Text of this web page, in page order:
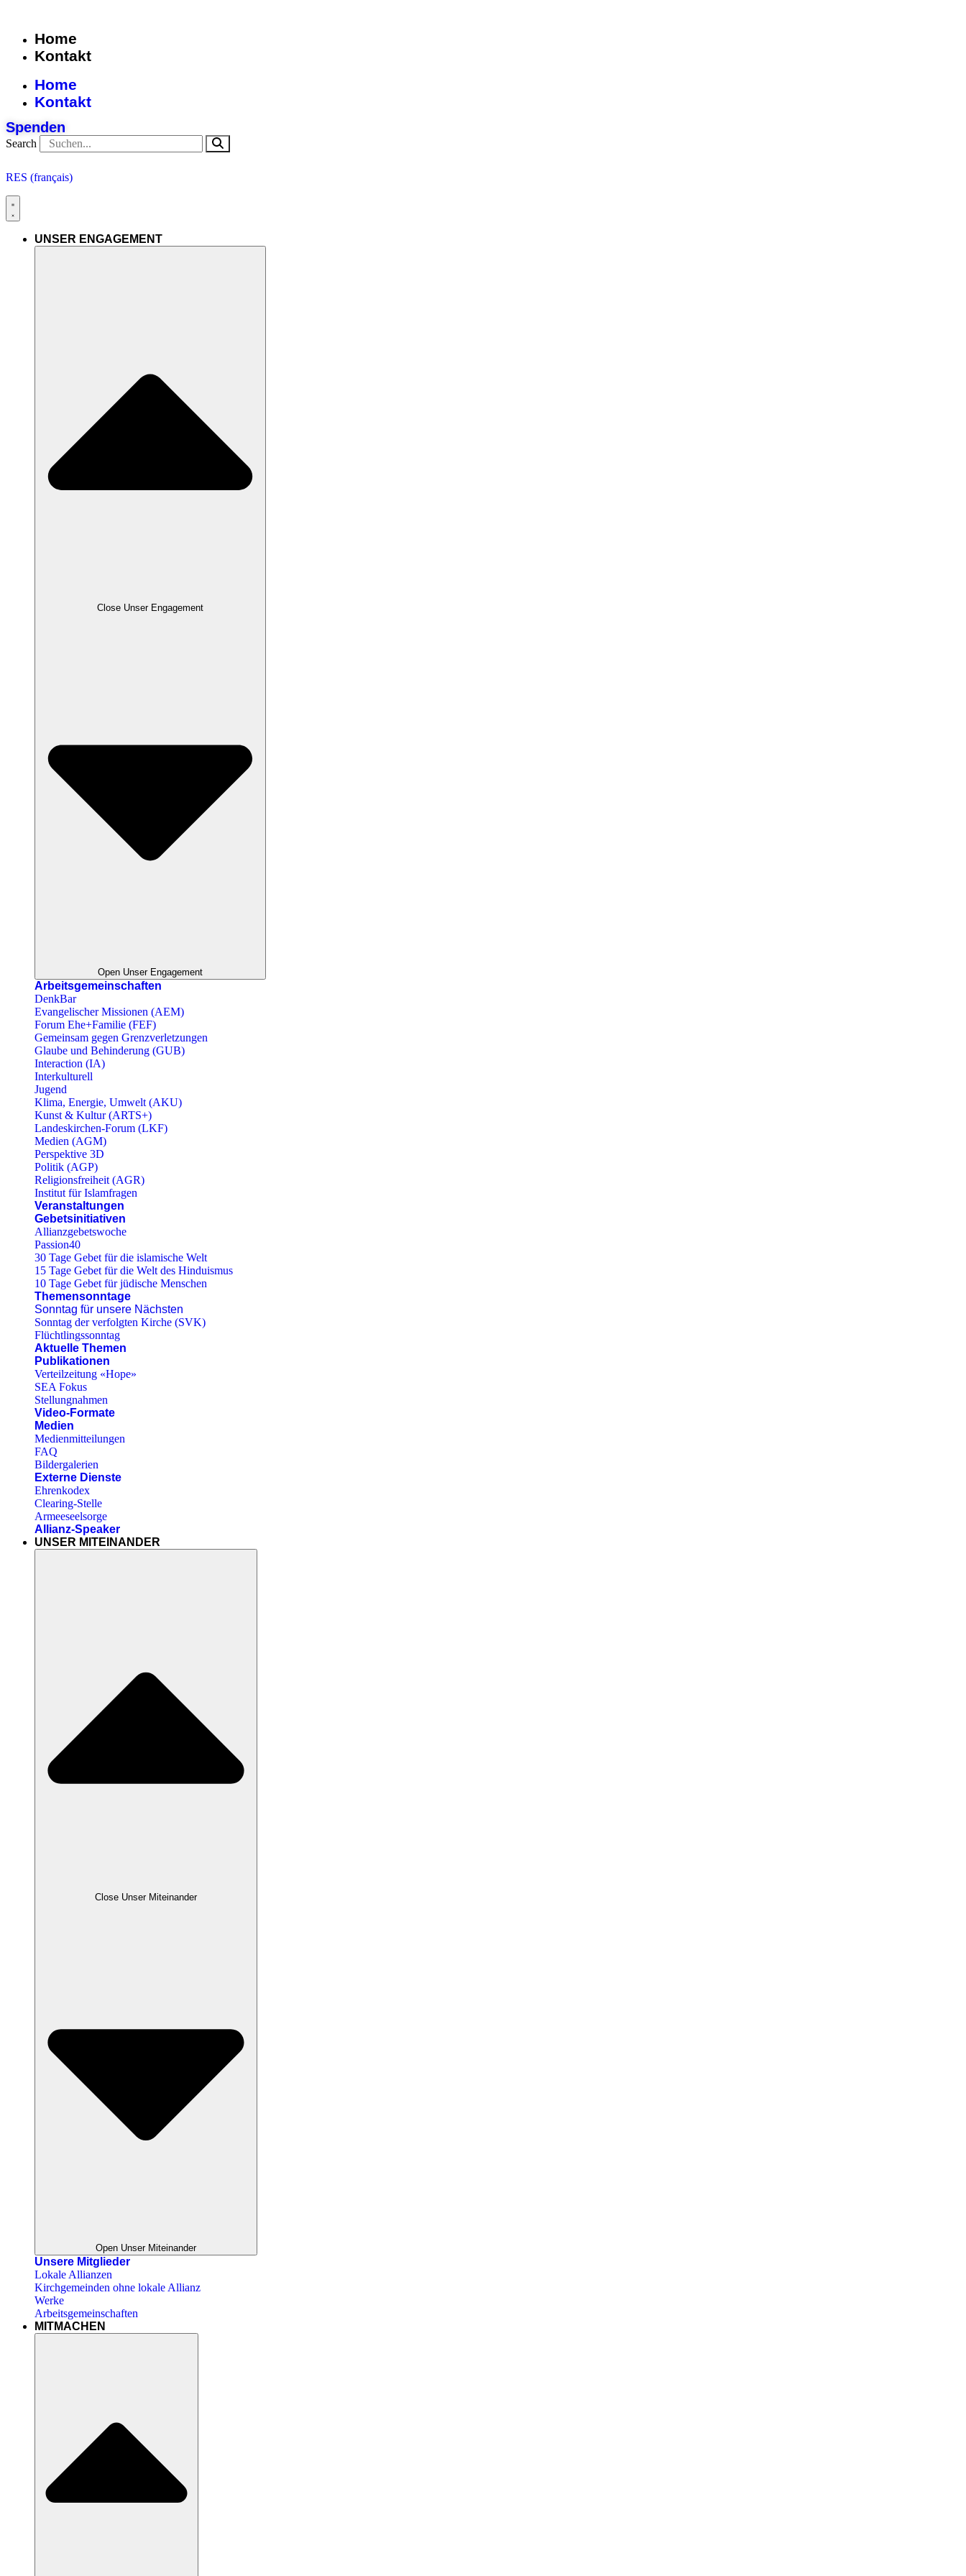
contentHome
Kontakt
Home
Kontakt
Spenden
Search
RES (français)
UNSER ENGAGEMENT
Close Unser Engagement
Open Unser Engagement
Arbeitsgemeinschaften
DenkBar
Evangelischer Missionen (AEM)
Forum Ehe+Familie (FEF)
Gemeinsam gegen Grenzverletzungen
Glaube und Behinderung (GUB)
Interaction (IA)
Interkulturell
Jugend
Klima, Energie, Umwelt (AKU)
Kunst & Kultur (ARTS+)
Landeskirchen-Forum (LKF)
Medien (AGM)
Perspektive 3D
Politik (AGP)
Religionsfreiheit (AGR)
Institut für Islamfragen
Veranstaltungen
Gebetsinitiativen
Allianzgebetswoche
Passion40
30 Tage Gebet für die islamische Welt
15 Tage Gebet für die Welt des Hinduismus
10 Tage Gebet für jüdische Menschen
Themensonntage
Sonntag für unsere Nächsten
Sonntag der verfolgten Kirche (SVK)
Flüchtlingssonntag
Aktuelle Themen
Publikationen
Verteilzeitung «Hope»
SEA Fokus
Stellungnahmen
Video-Formate
Medien
Medienmitteilungen
FAQ
Bildergalerien
Externe Dienste
Ehrenkodex
Clearing-Stelle
Armeeseelsorge
Allianz-Speaker
UNSER MITEINANDER
Close Unser Miteinander
Open Unser Miteinander
Unsere Mitglieder
Lokale Allianzen
Kirchgemeinden ohne lokale Allianz
Werke
Arbeitsgemeinschaften
MITMACHEN